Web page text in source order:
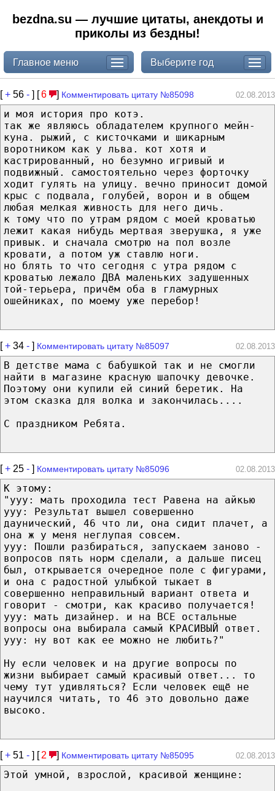
bezdna.su — лучшие цитаты, анекдоты и
приколы из бездны!
Главное меню Выберите год
[+ 56 - ] [6 ] Комментировать цитату №85098 02.08.2013
и моя история про котэ.
так же являюсь обладателем крупного мейн-
куна. рыжий, с кисточками и шикарным
воротником как у льва. кот хотя и
кастрированный, но безумно игривый и
подвижный. самостоятельно через форточку
ходит гулять на улицу. вечно приносит домой
крыс с подвала, голубей, ворон и в общем
любая мелкая живность для него дичь.
к тому что по утрам рядом с моей кроватью
лежит какая нибудь мертвая зверушка, я уже
привык. и сначала смотрю на пол возле
кровати, а потом уж ставлю ноги.
но блять то что сегодня с утра рядом с
кроватью лежало ДВА маленьких задушенных
той-терьера, причём оба в гламурных
ошейниках, по моему уже перебор!
[+ 34 - ] Комментировать цитату №85097 02.08.2013
В детстве мама с бабушкой так и не смогли
найти в магазине красную шапочку девочке.
Поэтому они купили ей синий беретик. На
этом сказка для волка и закончилась....
С праздником Ребята.
[+ 25 - ] Комментировать цитату №85096 02.08.2013
К этому:
"ууу: мать проходила тест Равена на айкью
ууу: Результат вышел совершенно
даунический, 46 что ли, она сидит плачет, а
она ж у меня неглупая совсем.
yyy: Пошли разбираться, запускаем заново -
вопросов пять норм сделали, а дальше писец
был, открывается очередное поле с фигурами,
и она с радостной улыбкой тыкает в
совершенно неправильный вариант ответа и
говорит - смотри, как красиво получается!
ууу: мать дизайнер. и на ВСЕ остальные
вопросы она выбирала самый КРАСИВЫЙ ответ.
ууу: ну вот как ее можно не любить?"
Ну если человек и на другие вопросы по
жизни выбирает самый красивый ответ... то
чему тут удивляться? Если человек ещё не
научился читать, то 46 это довольно даже
высоко.
[+ 51 - ] [ 2 ] Комментировать цитату №85095 02.08.2013
Этой умной, взрослой, красивой женщине: